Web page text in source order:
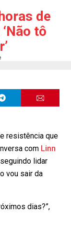
de
tô
resistência que
com Linn
lidar
vou sair da
dias?”,